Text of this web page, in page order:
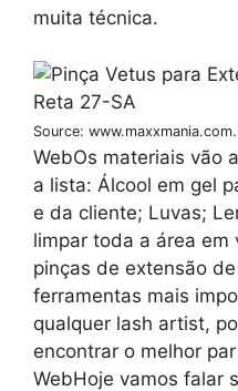
muita técnica.
Source:
WebOs materiais vão
a lista: Álcool em gel
e da cliente; Luvas;
limpar toda a área em
pinças de extensão
ferramentas mais
qualquer lash artist,
encontrar o melhor
WebHoje vamos falar